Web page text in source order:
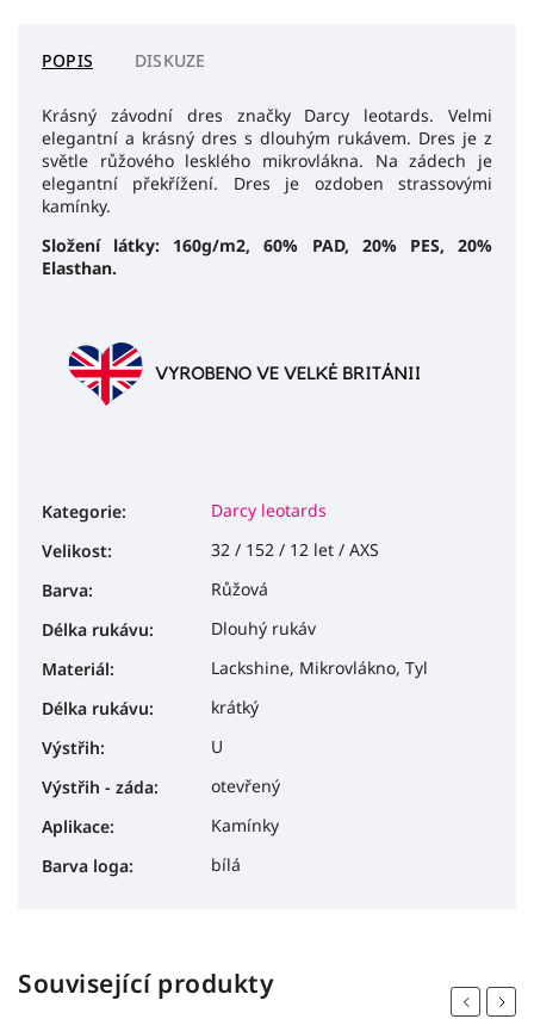
POPIS DISKUZE
Krásný závodní dres značky Darcy leotards. Velmi
elegantní a krásný dres s dlouhým rukávem. Dres je z
světle růžového lesklého mikrovlákna. Na zádech je
elegantní překřížení. Dres je ozdoben strassovými
kamínky.
Složení látky: 160g/m2, 60% PAD, 20% PES, 20%
Elasthan.
Kategorie:
Darcy leotards
Velikost:
32 / 152 / 12 let / AXS
Barva:
Růžová
Délka rukávu:
Dlouhý rukáv
Materiál:
Lackshine, Mikrovlákno, Tyl
Délka rukávu:
krátký
Výstřih:
U
Výstřih - záda:
otevřený
Aplikace:
Kamínky
Barva loga: bílá
Související produkty
Previous
Next